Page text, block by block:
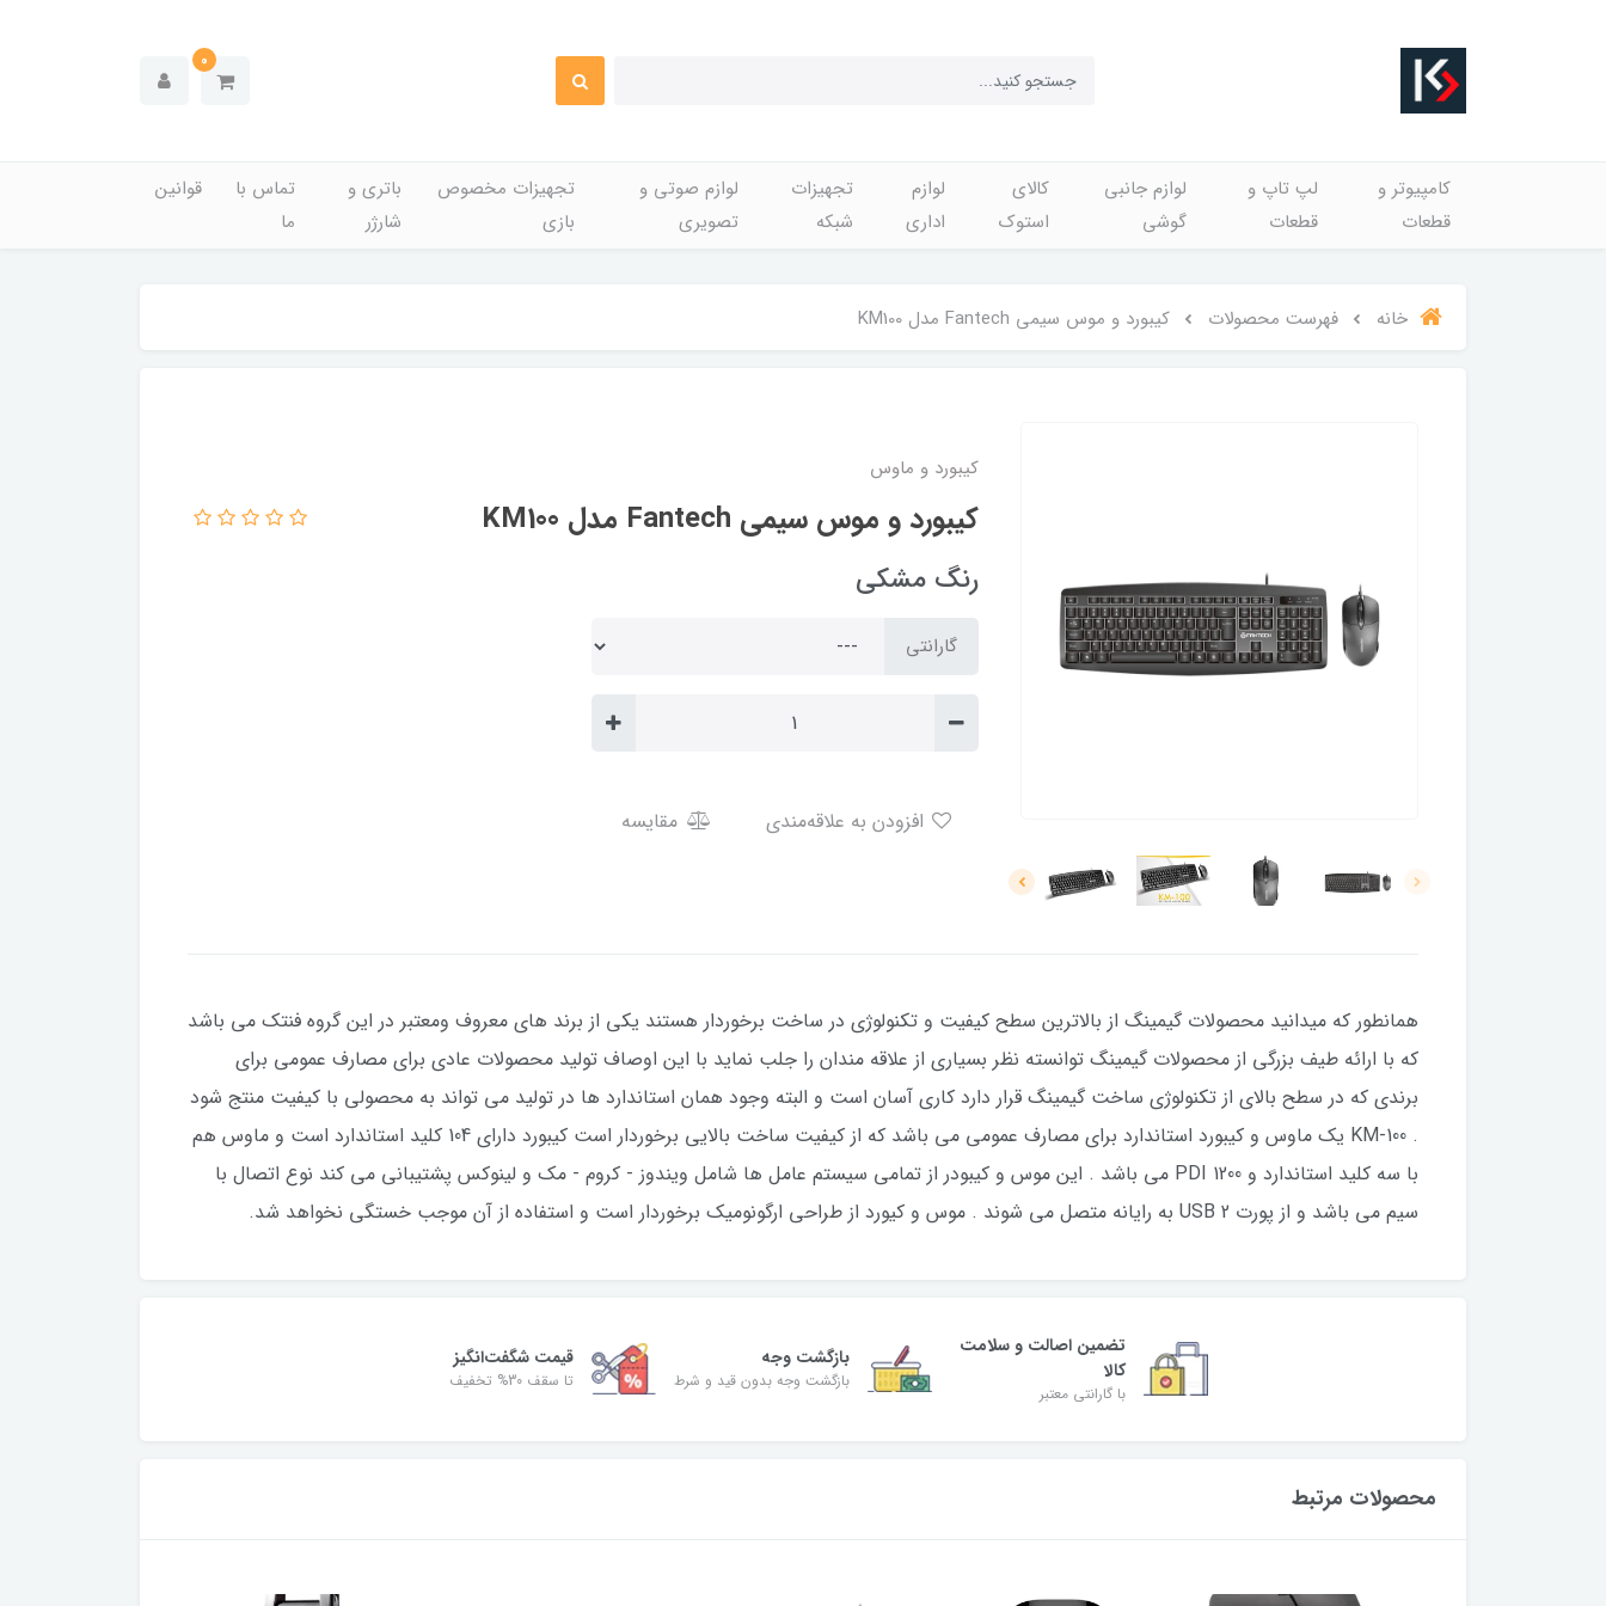
0
کامپیوتر و
قطعات
لپ تاپ و
قطعات
لوازم جانبی
گوشی
کالای
استوک
لوازم
اداری
تجهیزات
شبکه
لوازم صوتی و
تصویری
تجهیزات مخصوص
بازی
باتری و
شارژر
تماس با
ما
قوانین
خانه فهرست محصولات کیبورد و موس سیمی Fantech مدل KM100
کیبورد و ماوس
کیبورد و موس سیمی Fantech مدل KM100
رنگ مشکی
گارانتی
مقایسه
همانطور که میدانید محصولات گیمینگ از بالاترین سطح کیفیت و تکنولوژی در ساخت برخوردار هستند یکی از برند های معروف ومعتبر در این گروه فنتک می باشد
که با ارائه طیف بزرگی از محصولات گیمینگ توانسته نظر بسیاری از علاقه مندان را جلب نماید با این اوصاف تولید محصولات عادی برای مصارف عمومی برای
برندی که در سطح بالای از تکنولوژی ساخت گیمینگ قرار دارد کاری آسان است و البته وجود همان استاندارد ها در تولید می تواند به محصولی با کیفیت منتج شود
. KM-100 یک ماوس و کیبورد استاندارد برای مصارف عمومی می باشد که از کیفیت ساخت بالایی برخوردار است کیبورد دارای 104 کلید استاندارد است و ماوس هم
با سه کلید استاندارد و PDI 1200 می باشد . این موس و کیبودر از تمامی سیستم عامل ها شامل ویندوز - کروم - مک و لینوکس پشتیبانی می کند نوع اتصال با
سیم می باشد و از پورت USB 2 به رایانه متصل می شوند . موس و کیورد از طراحی ارگونومیک برخوردار است و استفاده از آن موجب خستگی نخواهد شد.
تضمین اصالت و سلامت
کالا
با گارانتی معتبر
بازگشت وجه
بازگشت وجه بدون قید و شرط
قیمت شگفت‌انگیز
تا سقف 30% تخفیف
محصولات مرتبط